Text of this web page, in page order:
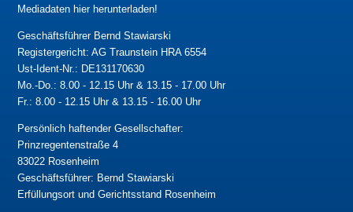
Mediadaten hier herunterladen!
Geschäftsführer Bernd Stawiarski
Registergericht: AG Traunstein HRA 6554
Ust-Ident-Nr.: DE131170630
Mo.-Do.: 8.00 - 12.15 Uhr & 13.15 - 17.00 Uhr
Fr.: 8.00 - 12.15 Uhr & 13.15 - 16.00 Uhr
Persönlich haftender Gesellschafter:
Prinzregentenstraße 4
83022 Rosenheim
Geschäftsführer: Bernd Stawiarski
Erfüllungsort und Gerichtsstand Rosenheim